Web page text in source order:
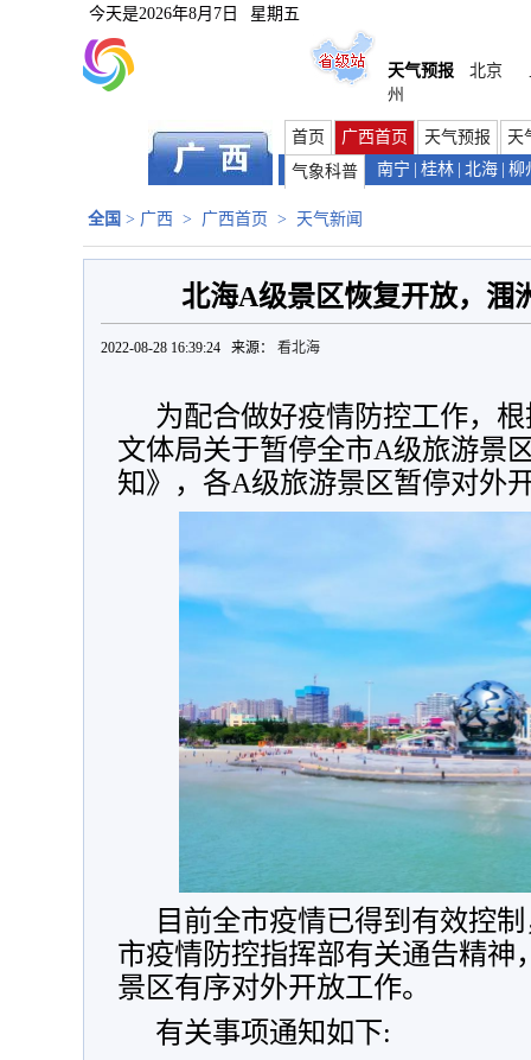
今天是2026年8月7日 星期五
天气预报 北京
州
首页 广西首页 天气预报
天
气象科普
南宁 桂林 北海 柳
全国 > 广西 > 广西首页 > 天气新闻
北海A级景区恢复开放，涠
2022-08-28 16:39:24 来源： 看北海
为配合做好疫情防控工作，
文体局关于暂停全市A级旅游景
知》，各A级旅游景区暂停对外
目前全市疫情已得到有效控
市疫情防控指挥部有关通告精神
景区有序对外开放工作。
有关事项通知如下: